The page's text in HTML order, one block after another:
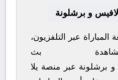
و برشلونة
عبر التلفزيون،
بث
و برشلونة عبر منصة يلا